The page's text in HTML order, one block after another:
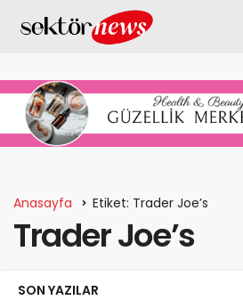
Anasayfa Etiket: Trader Joe’s
Trader Joe’s
SON YAZILAR